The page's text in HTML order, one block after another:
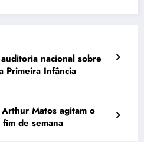
nacional sobre
Primeira Infância
Matos agitam o
de semana